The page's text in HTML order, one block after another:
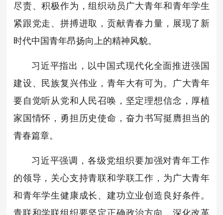
尽责、积极作为，组织动员广大青年和青年学生
紧跟党走、拼搏进取，贡献青春力量，展现了新
时代中国青年昂扬向上的精神风貌。
习近平指出，以中国式现代化全面推进强国
建设、民族复兴伟业，青年大有可为。广大青年
要自觉听从党和人民召唤，坚定理想信念，厚植
家国情怀，勇担历史使命，奋力书写挺膺担当的
青春篇章。
习近平强调，各级党组织要加强对青年工作
的领导，关心支持青联和学联工作，为广大青年
和青年学生健康成长、建功立业创造良好条件。
青联和学联组织要坚定正确政治方向，深化改革